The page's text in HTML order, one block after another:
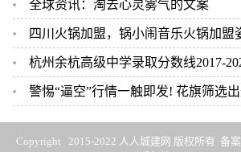
全球资讯：淘去心灵雾气的文案
四川火锅加盟，锅小闹音乐火锅加盟姿势解锁，
杭州余杭高级中学录取分数线2017-
警惕“逼空”行情一触即发! 花旗筛选出这些空仓
Copyright 2015-2022 人人城建网 版权所有 备案